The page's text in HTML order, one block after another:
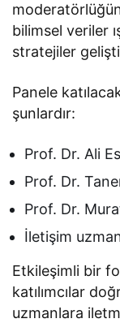
bilimsel veriler
stratejiler
Panele
şunlardır:
Prof. Dr. Ali
Prof. Dr.
Prof. Dr.
İletişim
Etkileşimli bir
katılımcılar
uzmanlara